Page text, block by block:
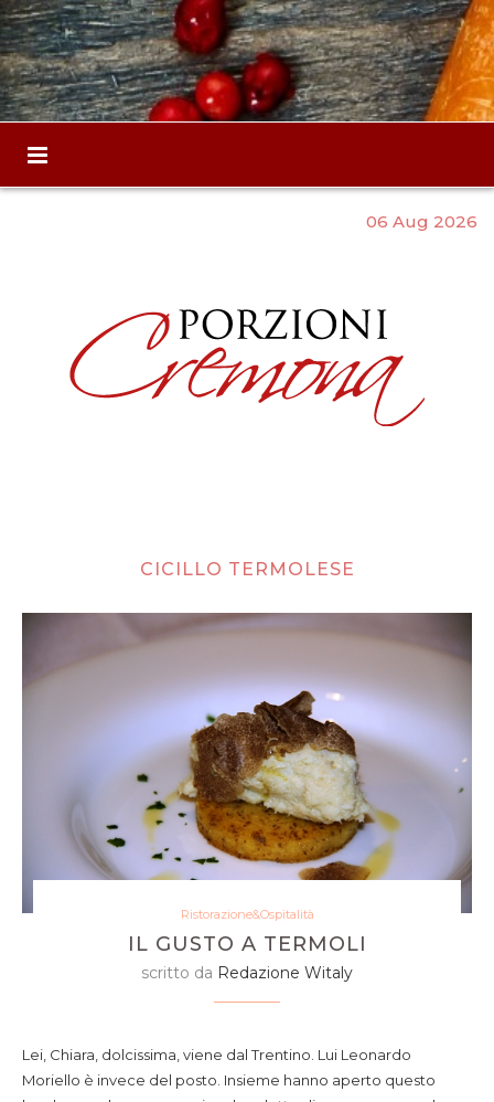
06 Aug 2026
CICILLO TERMOLESE
Ristorazione&Ospitalità
IL GUSTO A TERMOLI
scritto da Redazione Witaly
Lei, Chiara, dolcissima, viene dal Trentino. Lui Leonardo
Moriello è invece del posto. Insieme hanno aperto questo